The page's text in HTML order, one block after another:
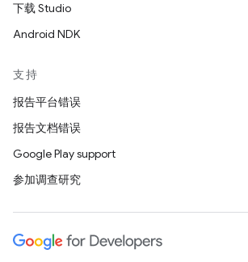
下载 Studio
Android NDK
支持
报告平台错误
报告文档错误
Google Play support
参加调查研究